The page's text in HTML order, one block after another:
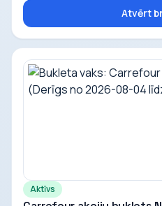
Atvērt
Aktīvs